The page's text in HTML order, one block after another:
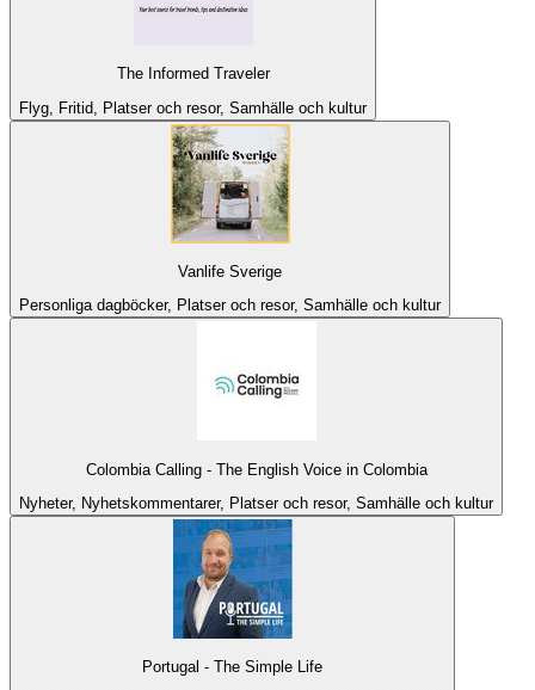
The Informed Traveler
Flyg, Fritid, Platser och resor, Samhälle och kultur
Vanlife Sverige
Personliga dagböcker, Platser och resor, Samhälle och kultur
Colombia Calling - The English Voice in Colombia
Nyheter, Nyhetskommentarer, Platser och resor, Samhälle och kultur
Portugal - The Simple Life